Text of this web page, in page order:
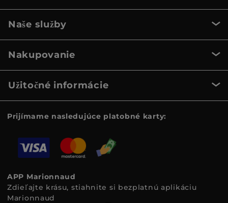
Naše služby
Nakupovanie
Užitočné informácie
Prijímame nasledujúce platobné karty:
APP Marionnaud
Zdieľajte krásu, stiahnite si bezplatnú aplikáciu
Marionnaud